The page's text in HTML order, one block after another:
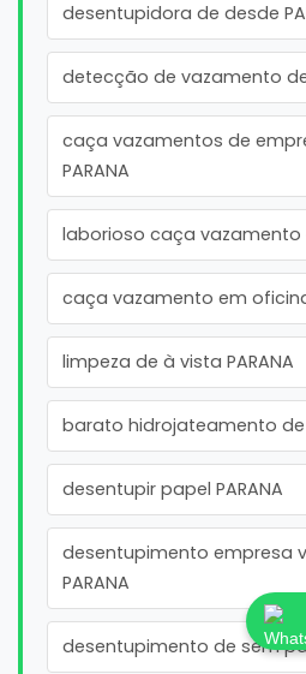
desentupidora de desde
detecção de vazamento de
caça vazamentos de
PARANA
laborioso caça vazamento
caça vazamento em oficina
limpeza de à vista PARANA
barato hidrojateamento de
desentupir papel PARANA
desentupimento empresa
PARANA
desentupimento de sem